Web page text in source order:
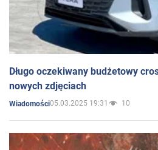
Długo oczekiwany budżetowy
nowych zdjęciach
Wiadomości05.03.2025 19:31 10